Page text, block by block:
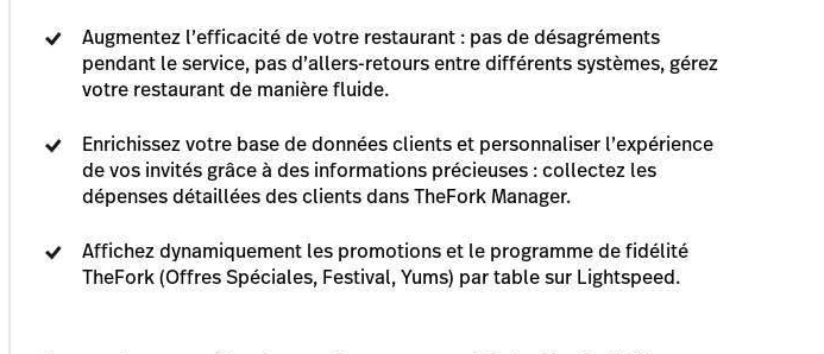
Augmentez l’efficacité de votre restaurant : pas de désagréments
pendant le service, pas d’allers-retours entre différents systèmes, gérez
votre restaurant de manière fluide.
Enrichissez votre base de données clients et personnaliser l’expérience
de vos invités grâce à des informations précieuses : collectez les
dépenses détaillées des clients dans TheFork Manager.
Affichez dynamiquement les promotions et le programme de fidélité
TheFork (Offres Spéciales, Festival, Yums) par table sur Lightspeed.